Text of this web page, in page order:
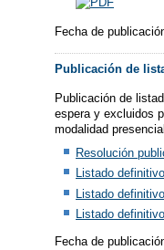
Fecha de
Publicación de
Publicación de
espera y excluidos
modalidad
Resolución
Listado
Listado
Listado
Fecha de